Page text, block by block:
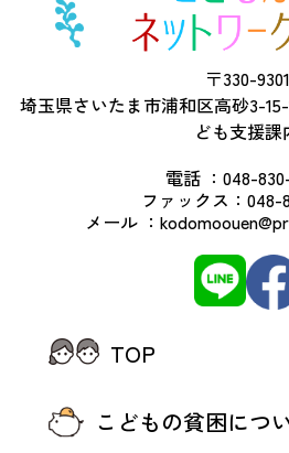
〒330-9301
埼玉県さいたま市浦和区高砂3-
ども支援課
電話 ： 048-
ファックス： 048-
メール ：
TOP
こどもの貧困につ